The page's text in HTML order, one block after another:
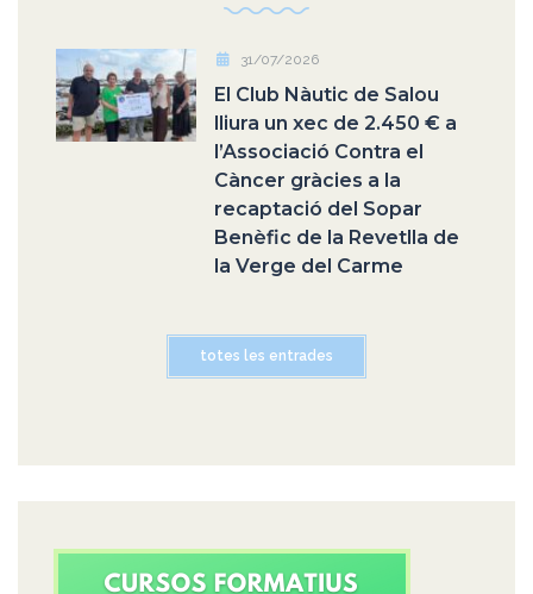
31/07/2026
El Club Nàutic de Salou
lliura un xec de 2.450 € a
l’Associació Contra el
Càncer gràcies a la
recaptació del Sopar
Benèfic de la Revetlla de
la Verge del Carme
totes les entrades